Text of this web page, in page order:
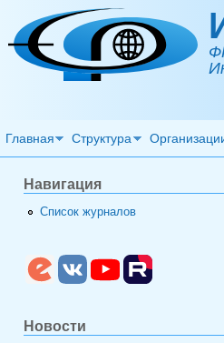
Перейти к основному содержанию
Главная Структура
Навигация
Список журналов
Новости